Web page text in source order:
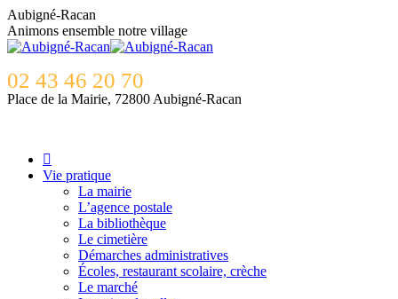
Contenu
en
pleine
Aubigné-Racan
Animons ensemble notre village
02 43 46 20 70
Place de la Mairie, 72800 Aubigné-Racan
Vie pratique
La mairie
L’agence postale
La bibliothèque
Le cimetière
Démarches administratives
Écoles, restaurant scolaire, crèche
Le marché